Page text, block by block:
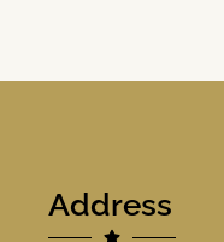
Address